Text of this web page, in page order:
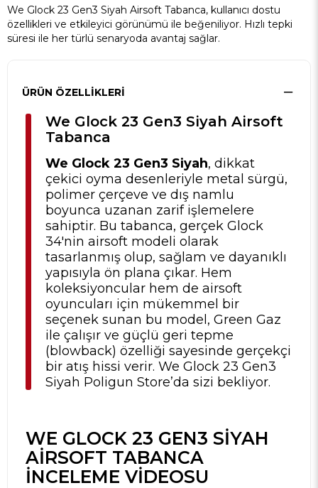
We Glock 23 Gen3 Siyah Airsoft Tabanca, kullanıcı dostu
özellikleri ve etkileyici görünümü ile beğeniliyor. Hızlı tepki
süresi ile her türlü senaryoda avantaj sağlar.
ÜRÜN ÖZELLIKLERI
We Glock 23 Gen3 Siyah Airsoft
Tabanca
We Glock 23 Gen3 Siyah, dikkat
çekici oyma desenleriyle metal sürgü,
polimer çerçeve ve dış namlu
boyunca uzanan zarif işlemelere
sahiptir. Bu tabanca, gerçek Glock
34'nin airsoft modeli olarak
tasarlanmış olup, sağlam ve dayanıklı
yapısıyla ön plana çıkar. Hem
koleksiyoncular hem de airsoft
oyuncuları için mükemmel bir
seçenek sunan bu model, Green Gaz
ile çalışır ve güçlü geri tepme
(blowback) özelliği sayesinde gerçekçi
bir atış hissi verir. We Glock 23 Gen3
Siyah Poligun Store’da sizi bekliyor.
WE GLOCK 23 GEN3 SIYAH
AIRSOFT TABANCA
İNCELEME VIDEOSU